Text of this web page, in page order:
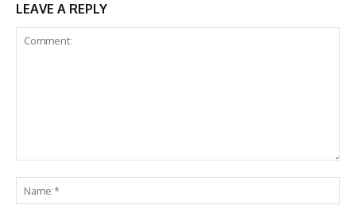
LEAVE A REPLY